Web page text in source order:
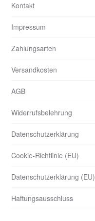
Kontakt
Impressum
Zahlungsarten
Versandkosten
AGB
Widerrufsbelehrung
Datenschutzerklärung
Cookie-Richtlinie (EU)
Datenschutzerklärung (EU)
Haftungsausschluss